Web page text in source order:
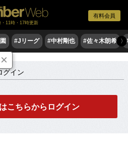
有料会員
・11時・17時更新
#Jリーグ #中村剛也 #佐々木朗希 〉
グイン
こちらからログイン
×